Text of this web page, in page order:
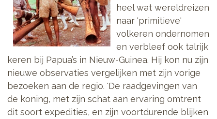
heel wat wereldreizen
naar 'primitieve'
volkeren ondernomen
en verbleef ook talrijk
keren bij Papua’s in Nieuw-Guinea. Hij kon nu zijn
nieuwe observaties vergelijken met zijn vorige
bezoeken aan de regio. 'De raadgevingen van
de koning, met zijn schat aan ervaring omtrent
dit soort expedities, en zijn voortdurende blijken